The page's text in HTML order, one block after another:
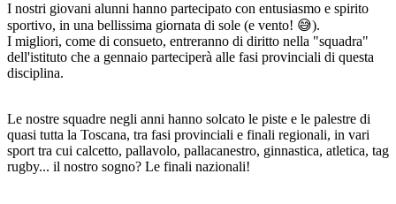
I nostri giovani alunni hanno partecipato con entusiasmo e spirito
sportivo, in una bellissima giornata di sole (e vento! 😅).
I migliori, come di consueto, entreranno di diritto nella "squadra"
dell'istituto che a gennaio parteciperà alle fasi provinciali di questa
disciplina.
Le nostre squadre negli anni hanno solcato le piste e le palestre di
quasi tutta la Toscana, tra fasi provinciali e finali regionali, in vari
sport tra cui calcetto, pallavolo, pallacanestro, ginnastica, atletica, tag
rugby... il nostro sogno? Le finali nazionali!